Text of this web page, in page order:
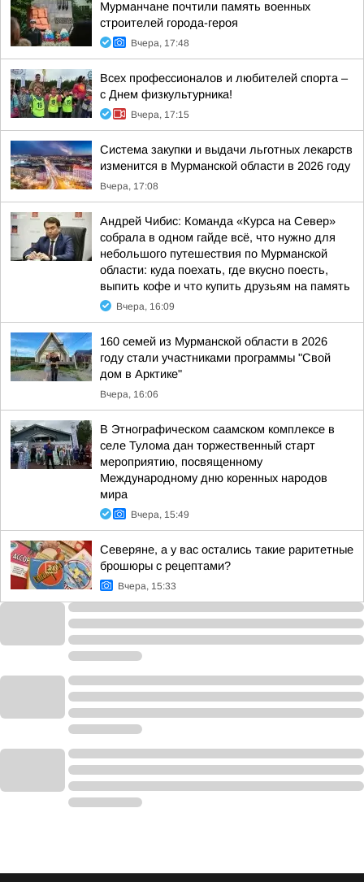
Мурманчане почтили память военных
строителей города-героя
Вчера, 17:48
Всех профессионалов и любителей спорта –
с Днем физкультурника!
Вчера, 17:15
Система закупки и выдачи льготных лекарств
изменится в Мурманской области в 2026 году
Вчера, 17:08
Андрей Чибис: Команда «Курса на Север»
собрала в одном гайде всё, что нужно для
небольшого путешествия по Мурманской
области: куда поехать, где вкусно поесть,
выпить кофе и что купить друзьям на память
Вчера, 16:09
160 семей из Мурманской области в 2026
году стали участниками программы "Свой
дом в Арктике"
Вчера, 16:06
В Этнографическом саамском комплексе в
селе Тулома дан торжественный старт
мероприятию, посвященному
Международному дню коренных народов
мира
Вчера, 15:49
Северяне, а у вас остались такие раритетные
брошюры с рецептами?
Вчера, 15:33